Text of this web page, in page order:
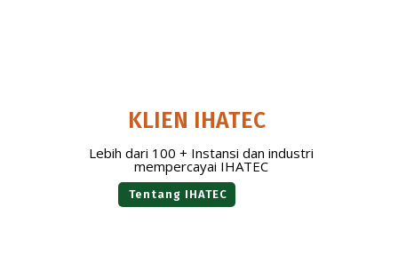
Lebih dari 100 + Instansi dan industri
mempercayai IHATEC
Tentang IHATEC